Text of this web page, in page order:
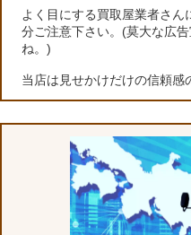
よく目にする買取屋業者さ
分ご注意下さい。(莫大な広
ね。)
当店は見せかけだけの信頼感